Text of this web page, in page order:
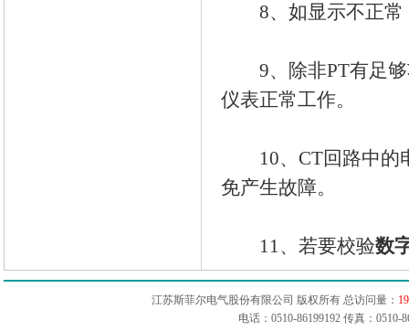
8、如显示不正常
9、除非PT有足够
仪表正常工作。
10、CT回路中的电
免产生故障。
11、若要校验数
江苏斯菲尔电气股份有限公司 版权所有 总访问量：
电话：0510-86199192 传真：